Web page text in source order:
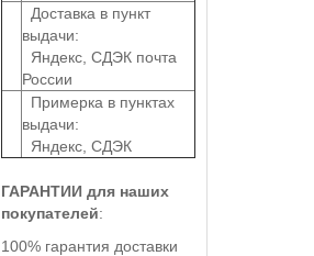
Доставка в пункт
выдачи:
Яндекс, СДЭК почта
России
Примерка в пунктах
выдачи:
Яндекс, СДЭК
ГАРАНТИИ для наших
покупателей:
100% гарантия доставки